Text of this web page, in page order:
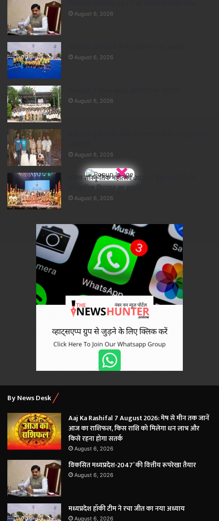
×
August 6, 2026
August 6, 2026
August 6, 2026
August 6, 2026
ब्रिक्स सांस्कृतिक महोत्सव-2026 में हुआ छह देशों की
सांस्कृतिक विरासत का प्रदर्शन
August 6, 2026
By News Desk
Aaj Ka Rashifal 7 August 2026: मेष से मीन तक जानें
आज का राशिफल, किस राशि को मिलेगा धन लाभ और
किसे रहना होगा सतर्क
August 6, 2026
विकसित मध्यप्रदेश-2047’ की वित्तीय रूपरेखा तैयार
August 6, 2026
मध्यप्रदेश हॉकी टीम ने रचा जीत का नया अध्याय
August 6, 2026